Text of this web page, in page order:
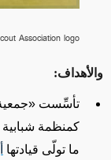
Association logo
والأهداف:
تأسِّست «
كمنظمة شبابية
ما تولّى قيادتها